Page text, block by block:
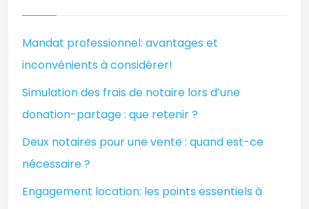
Mandat professionnel: avantages et
inconvénients à considérer!
Simulation des frais de notaire lors d’une
donation-partage : que retenir ?
Deux notaires pour une vente : quand est-ce
nécessaire ?
Engagement location: les points essentiels à